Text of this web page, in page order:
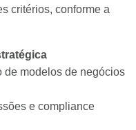
critérios, conforme a
de modelos de negócios
e compliance